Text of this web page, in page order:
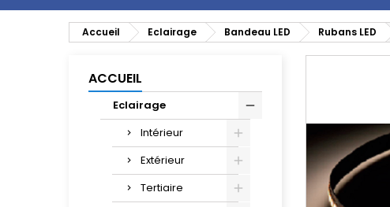
Accueil Eclairage Bandeau LED Rubans LED
ACCUEIL
Eclairage
Intérieur
Extérieur
Tertiaire